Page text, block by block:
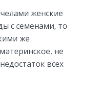
женские
с семенами, то
же
не
всех